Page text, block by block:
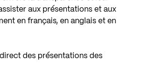
aux présentations et aux
en français, en anglais et en
des présentations des